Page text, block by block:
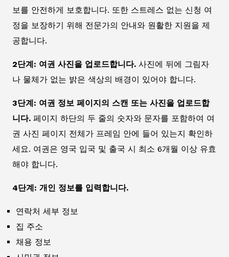
보를 안전하게 보호합니다. 또한 스트레스 없는 신청 여
정을 보장하기 위해 전문가의 안내와 원활한 지원을 제
공합니다.
2단계: 여권 사진을 업로드합니다. 사진에 뒤에 그림자
나 물체가 없는 밝은 색상의 배경이 있어야 합니다.
3단계: 여권 정보 페이지의 스캔 또는 사진을 업로드합
니다. 페이지 하단의 두 줄의 숫자와 문자를 포함하여 여
권 사진 페이지 전체가 프레임 안에 들어 있는지 확인하
세요. 여권은 영국 입국 및 출국 시 최소 6개월 이상 유효
해야 합니다.
4단계: 개인 정보를 입력합니다.
연락처 세부 정보
집 주소
채용 정보